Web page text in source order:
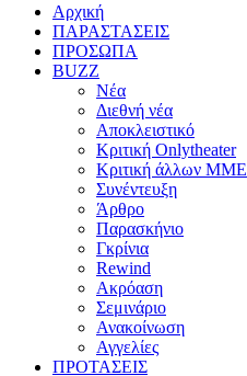
Αρχική
ΠΑΡΑΣΤΑΣΕΙΣ
ΠΡΟΣΩΠΑ
BUZZ
Νέα
Διεθνή νέα
Αποκλειστικό
Κριτική Onlytheater
Κριτική άλλων ΜΜΕ
Συνέντευξη
Άρθρο
Παρασκήνιο
Γκρίνια
Rewind
Ακρόαση
Σεμινάριο
Ανακοίνωση
Αγγελίες
ΠΡΟΤΑΣΕΙΣ